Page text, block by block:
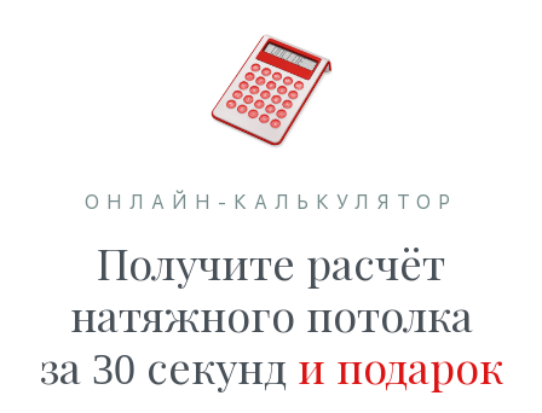
ОНЛАЙН-КАЛЬКУЛЯТОР
Получите расчёт
натяжного потолка
за 30 секунд и подарок